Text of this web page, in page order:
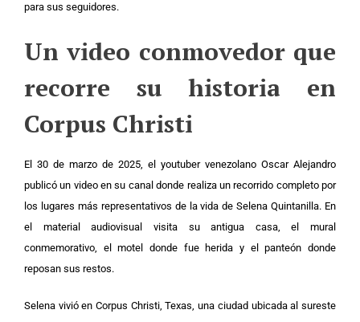
para sus seguidores.
Un video conmovedor que
recorre su historia en
Corpus Christi
El 30 de marzo de 2025, el youtuber venezolano Oscar Alejandro
publicó un video en su canal donde realiza un recorrido completo por
los lugares más representativos de la vida de Selena Quintanilla. En
el material audiovisual visita su antigua casa, el mural
conmemorativo, el motel donde fue herida y el panteón donde
reposan sus restos.
Selena vivió en Corpus Christi, Texas, una ciudad ubicada al sureste